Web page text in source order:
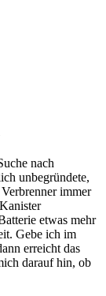
nach
unbegründete,
immer
etwas mehr
Gebe ich im
erreicht das
darauf hin, ob